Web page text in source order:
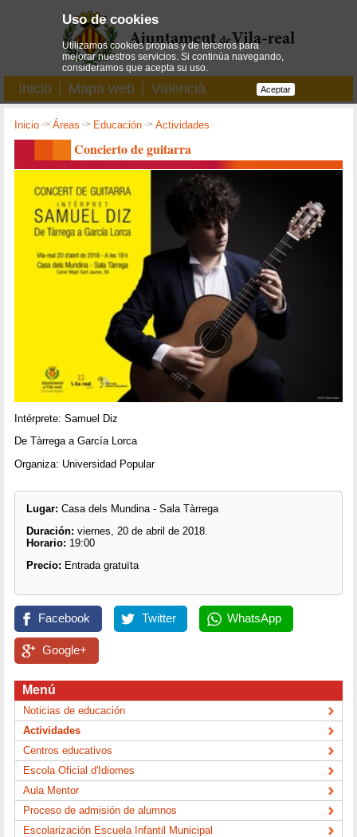
Inicio Mapa web Valencià
Inicio ->Áreas -> Educación ->Actividades
Concierto de guitarra
Intérprete: Samuel Diz
De Tàrrega a García Lorca
Organiza: Universidad Popular
Lugar: Casa dels Mundina - Sala Tàrrega
Duración: viernes, 20 de abril de 2018.
Horario: 19:00
Precio: Entrada gratuïta
Facebook Twitter WhatsApp
Google+
Menú
Noticias de educación
Actividades
Centros educativos
Escola Oficial d'Idiomes
Aula Mentor
Proceso de admisión de alumnos
Escolarización Escuela Infantil Municipal
Uso de cookies
Utilizamos cookies propias y de terceros para
mejorar nuestros servicios. Si continúa navegando,
consideramos que acepta su uso.
Aceptar